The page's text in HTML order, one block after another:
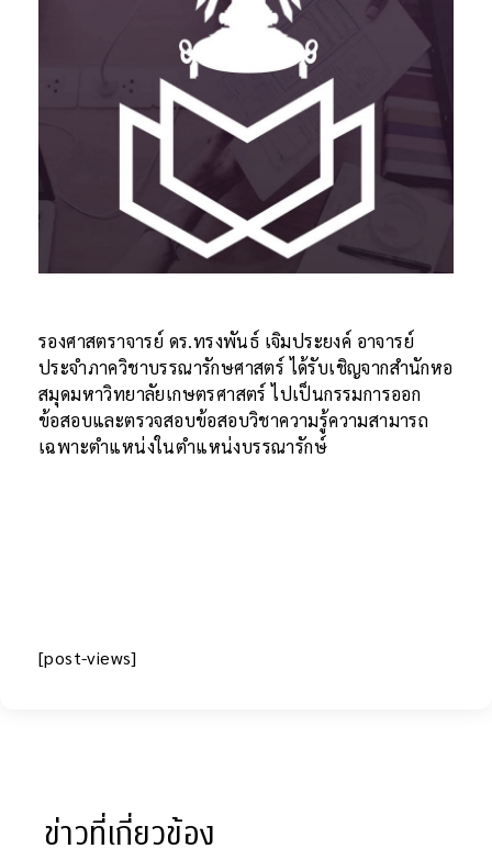
รองศาสตราจารย์ ดร.ทรงพันธ์ เจิมประยงค์ อาจารย์
ประจำภาควิชาบรรณารักษศาสตร์ ได้รับเชิญจากสำนักหอ
สมุดมหาวิทยาลัยเกษตรศาสตร์ ไปเป็นกรรมการออก
ข้อสอบและตรวจสอบข้อสอบวิชาความรู้ความสามารถ
เฉพาะตำแหน่งในตำแหน่งบรรณารักษ์
[post-views]
ข่าวที่เกี่ยวข้อง